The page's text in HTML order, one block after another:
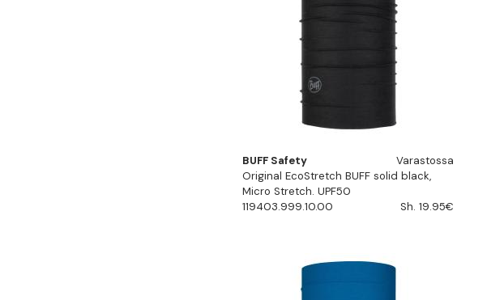
BUFF Safety
Varastossa
Original EcoStretch BUFF solid black,
Micro Stretch. UPF50
119403.999.10.00
Sh. 19.95€